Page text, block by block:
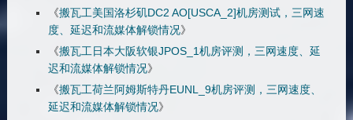
《搬瓦工美国洛杉矶DC2 AO[USCA_2]机房测试，三网速
度、延迟和流媒体解锁情况》
《搬瓦工日本大阪软银JPOS_1机房评测，三网速度、延
迟和流媒体解锁情况》
《搬瓦工荷兰阿姆斯特丹EUNL_9机房评测，三网速度、
延迟和流媒体解锁情况》